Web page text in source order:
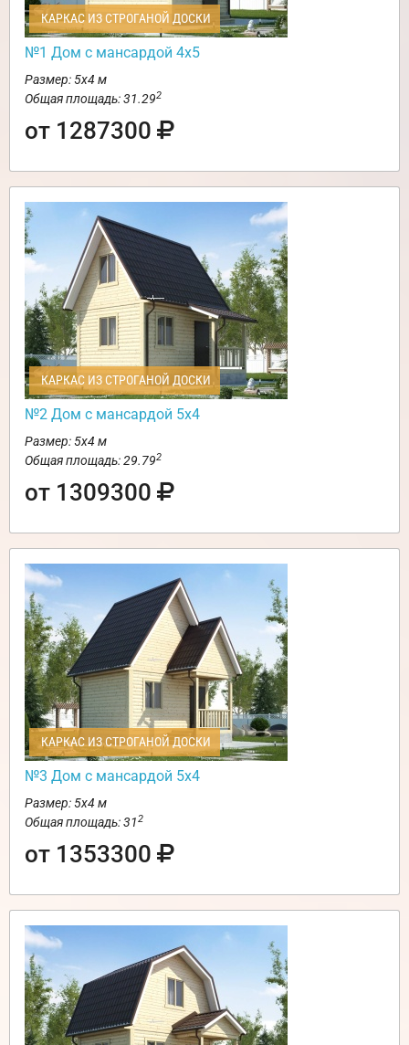
КАРКАС ИЗ СТРОГАНОЙ ДОСКИ
№1 Дом с мансардой 4х5
Размер: 5х4 м
Общая площадь: 31.292
от 1287300
КАРКАС ИЗ СТРОГАНОЙ ДОСКИ
№2 Дом с мансардой 5х4
Размер: 5х4 м
Общая площадь: 29.792
от 1309300
КАРКАС ИЗ СТРОГАНОЙ ДОСКИ
№3 Дом с мансардой 5х4
Размер: 5х4 м
Общая площадь: 312
от 1353300